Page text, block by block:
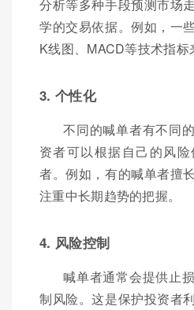
分析等多种手段预测市场
学的交易依据。例如，一
K线图、MACD等技术指标
3. 个性化
不同的喊单者有不同
资者可以根据自己的风
者。例如，有的喊单者擅
注重中长期趋势的把握。
4. 风险控制
喊单者通常会提供止
制风险。这是保护投资者